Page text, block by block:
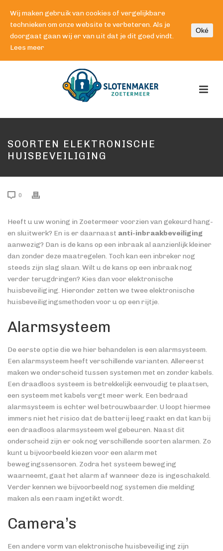
SOORTEN ELEKTRONISCHE
HUISBEVEILIGING
0
Heeft u uw woning in Zoetermeer voorzien van gekeurd hang-
en sluitwerk? En is er daarnaast anti-inbraakbeveiliging
aanwezig? Dan is de kans op een inbraak al aanzienlijk kleiner
dan zonder deze maatregelen. Toch kan een inbreker nog
steeds zijn slag slaan. Wilt u de kans op een inbraak nog
verder terugdringen? Kies dan voor elektronische
huisbeveiliging. Hieronder zetten we twee elektronische
huisbeveiligingsmethoden voor u op een rijtje.
Alarmsysteem
De eerste optie die we hier behandelen is een alarmsysteem.
Een alarmsysteem heeft verschillende varianten. Allereerst
maken we onderscheid tussen systemen met en zonder kabels.
Een draadloos systeem is betrekkelijk eenvoudig te plaatsen,
een systeem met kabels vergt meer werk. Een bedraad
alarmsysteem is echter wel betrouwbaarder. U loopt hiermee
immers niet het risico dat de batterij leeg raakt en dat kan bij
een draadloos alarmsysteem wel gebeuren. Naast dit
onderscheid zijn er ook nog verschillende soorten alarmen. Zo
kunt u bijvoorbeeld kiezen voor een alarm met
bewegingssensoren. Zodra het systeem beweging
waarneemt, gaat het alarm af wanneer deze is ingeschakeld.
Verder kennen we bijvoorbeeld nog systemen die melding
maken als een raam ingetikt wordt.
Camera’s
Een andere vorm van elektronische huisbeveiliging zijn
Wij maken gebruik van cookies of vergelijkbare
technieken om onze website te verbeteren. Als je
doorgaat gaan wij er van uit dat je dit goed vindt.
Lees meer
Oké